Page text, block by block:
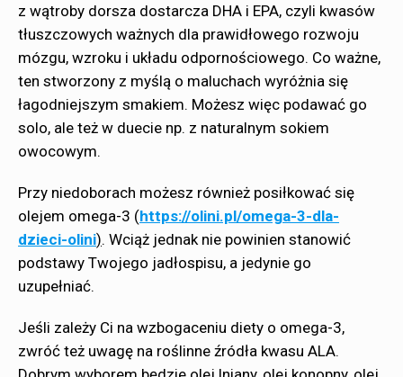
z wątroby dorsza dostarcza DHA i EPA, czyli kwasów
tłuszczowych ważnych dla prawidłowego rozwoju
mózgu, wzroku i układu odpornościowego. Co ważne,
ten stworzony z myślą o maluchach wyróżnia się
łagodniejszym smakiem. Możesz więc podawać go
solo, ale też w duecie np. z naturalnym sokiem
owocowym.
Przy niedoborach możesz również posiłkować się
olejem omega-3 (https://olini.pl/omega-3-dla-
dzieci-olini). Wciąż jednak nie powinien stanowić
podstawy Twojego jadłospisu, a jedynie go
uzupełniać.
Jeśli zależy Ci na wzbogaceniu diety o omega-3,
zwróć też uwagę na roślinne źródła kwasu ALA.